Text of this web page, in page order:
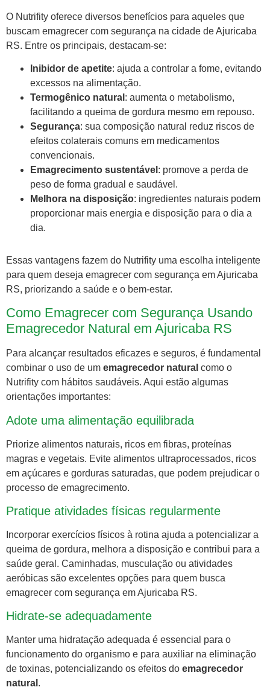
O Nutrifity oferece diversos benefícios para aqueles que
buscam emagrecer com segurança na cidade de Ajuricaba
RS. Entre os principais, destacam-se:
Inibidor de apetite: ajuda a controlar a fome, evitando
excessos na alimentação.
Termogênico natural : aumenta o metabolismo,
facilitando a queima de gordura mesmo em repouso.
Segurança: sua composição natural reduz riscos de
efeitos colaterais comuns em medicamentos
convencionais.
Emagrecimento sustentável : promove a perda de
peso de forma gradual e saudável.
Melhora na disposição: ingredientes naturais podem
proporcionar mais energia e disposição para o dia a
dia.
Essas vantagens fazem do Nutrifity uma escolha inteligente
para quem deseja emagrecer com segurança em Ajuricaba
RS, priorizando a saúde e o bem-estar.
Como Emagrecer com Segurança Usando
Emagrecedor Natural em Ajuricaba RS
Para alcançar resultados eficazes e seguros, é fundamental
combinar o uso de um emagrecedor natural como o
Nutrifity com hábitos saudáveis. Aqui estão algumas
orientações importantes:
Adote uma alimentação equilibrada
Priorize alimentos naturais, ricos em fibras, proteínas
magras e vegetais. Evite alimentos ultraprocessados, ricos
em açúcares e gorduras saturadas, que podem prejudicar o
processo de emagrecimento.
Pratique atividades físicas regularmente
Incorporar exercícios físicos à rotina ajuda a potencializar a
queima de gordura, melhora a disposição e contribui para a
saúde geral. Caminhadas, musculação ou atividades
aeróbicas são excelentes opções para quem busca
emagrecer com segurança em Ajuricaba RS.
Hidrate-se adequadamente
Manter uma hidratação adequada é essencial para o
funcionamento do organismo e para auxiliar na eliminação
de toxinas, potencializando os efeitos do emagrecedor
natural .